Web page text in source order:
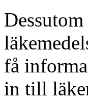
få
in till